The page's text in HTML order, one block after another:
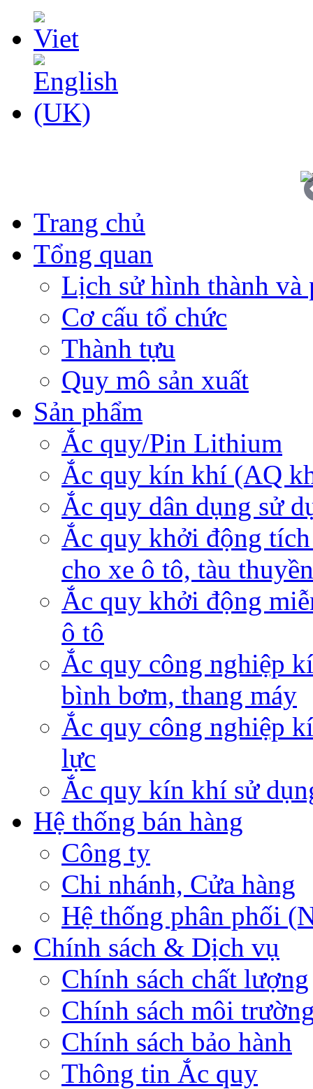
Trang chủ
Tổng quan
Lịch sử hình thành và
Cơ cấu tổ chức
Thành tựu
Quy mô sản xuất
Sản phẩm
Ắc quy/Pin Lithium
Ắc quy kín khí (AQ
Ắc quy dân dụng sử
Ắc quy khởi động
cho xe ô tô, tàu thuyền
Ắc quy khởi động
ô tô
Ắc quy công nghiệp
bình bơm, thang máy
Ắc quy công nghiệp
lực
Ắc quy kín khí sử
Hệ thống bán hàng
Công ty
Chi nhánh, Cửa hàng
Hệ thống phân phối
Chính sách & Dịch vụ
Chính sách chất lượng
Chính sách môi
Chính sách bảo hành
Thông tin Ắc quy